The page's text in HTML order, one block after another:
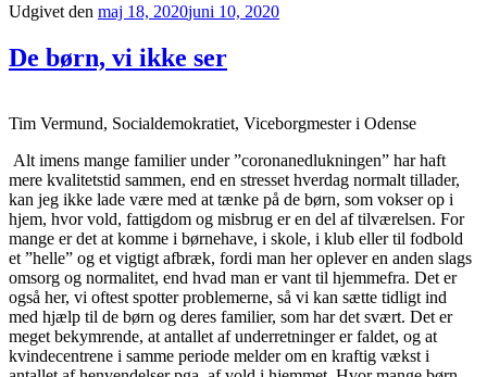
Udgivet den maj 18, 2020juni 10, 2020
De børn, vi ikke ser
Tim Vermund, Socialdemokratiet, Viceborgmester i Odense
Alt imens mange familier under ”coronanedlukningen” har haft
mere kvalitetstid sammen, end en stresset hverdag normalt tillader,
kan jeg ikke lade være med at tænke på de børn, som vokser op i
hjem, hvor vold, fattigdom og misbrug er en del af tilværelsen. For
mange er det at komme i børnehave, i skole, i klub eller til fodbold
et ”helle” og et vigtigt afbræk, fordi man her oplever en anden slags
omsorg og normalitet, end hvad man er vant til hjemmefra. Det er
også her, vi oftest spotter problemerne, så vi kan sætte tidligt ind
med hjælp til de børn og deres familier, som har det svært. Det er
meget bekymrende, at antallet af underretninger er faldet, og at
kvindecentrene i samme periode melder om en kraftig vækst i